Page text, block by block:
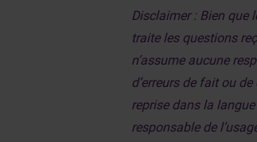
Disclaimer : Bien que
traite les questions
n’assume aucune
d’erreurs de fait ou
reprise dans la langue
responsable de